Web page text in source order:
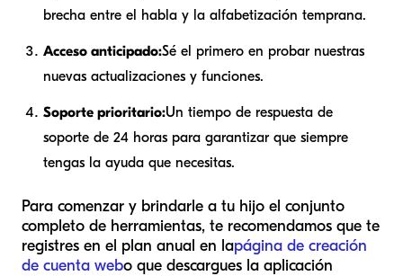
brecha entre el habla y la alfabetización temprana.
Acceso anticipado:Sé el primero en probar nuestras
nuevas actualizaciones y funciones.
Soporte prioritario:Un tiempo de respuesta de
soporte de 24 horas para garantizar que siempre
tengas la ayuda que necesitas.
Para comenzar y brindarle a tu hijo el conjunto
completo de herramientas, te recomendamos que te
registres en el plan anual en lapágina de creación
de cuenta webo que descargues la aplicación